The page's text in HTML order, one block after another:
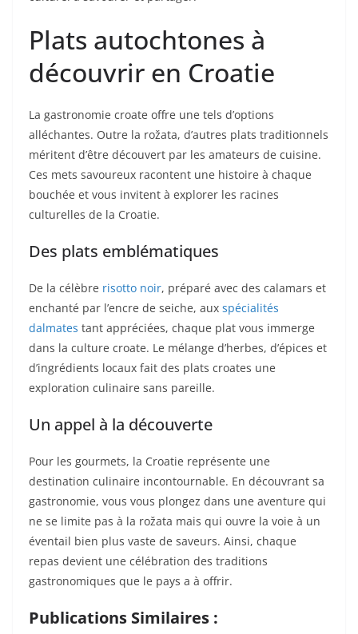
Plats autochtones à
découvrir en Croatie
La gastronomie croate offre une tels d’options
alléchantes. Outre la rožata, d’autres plats traditionnels
méritent d’être découvert par les amateurs de cuisine.
Ces mets savoureux racontent une histoire à chaque
bouchée et vous invitent à explorer les racines
culturelles de la Croatie.
Des plats emblématiques
De la célèbre risotto noir, préparé avec des calamars et
enchanté par l’encre de seiche, aux spécialités
dalmates tant appréciées, chaque plat vous immerge
dans la culture croate. Le mélange d’herbes, d’épices et
d’ingrédients locaux fait des plats croates une
exploration culinaire sans pareille.
Un appel à la découverte
Pour les gourmets, la Croatie représente une
destination culinaire incontournable. En découvrant sa
gastronomie, vous vous plongez dans une aventure qui
ne se limite pas à la rožata mais qui ouvre la voie à un
éventail bien plus vaste de saveurs. Ainsi, chaque
repas devient une célébration des traditions
gastronomiques que le pays a à offrir.
Publications Similaires :